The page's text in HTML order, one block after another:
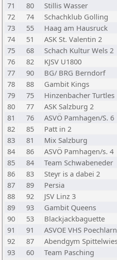
71
80 Stillis Wasser
72
74 Schachklub Golling
73
55 Haag am Hausruck
74
51 ASK St. Valentin 2
75
68 Schach Kultur Wels 2
76
82 KJSV U1800
77
90 BG/ BRG Berndorf
78
88 Gambit Kings
79
75 Hinzenbacher Turtles
80
77 ASK Salzburg 2
81
76 ASVÖ Pamhagen/S. 6
82
85 Patt in 2
83
81 Mix Salzburg
84
86 ASVÖ Pamhagen/s. 4
85
84 Team Schwabeneder
86
83 Steyr is a dabei 2
87
89 Persia
88
92 JSV Linz 3
89
93 Gambit Queens
90
53 Blackjackbaguette
91
91 ASVOE VHS
92
87 Abendgym
93
60 Team Pasching